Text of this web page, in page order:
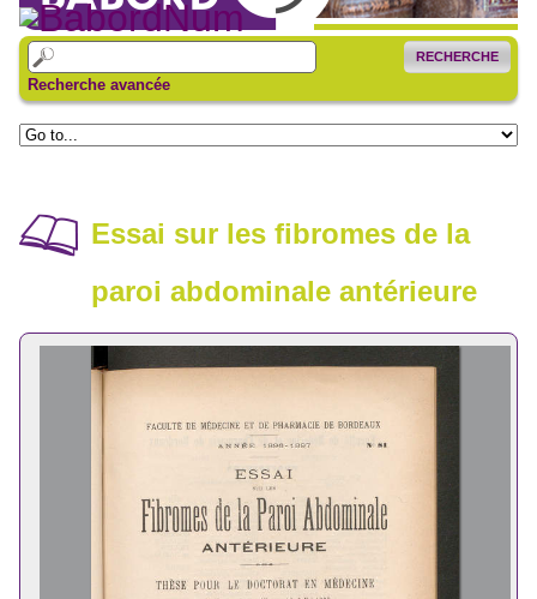
RECHERCHE
Recherche avancée
Essai sur les fibromes de la
paroi abdominale antérieure